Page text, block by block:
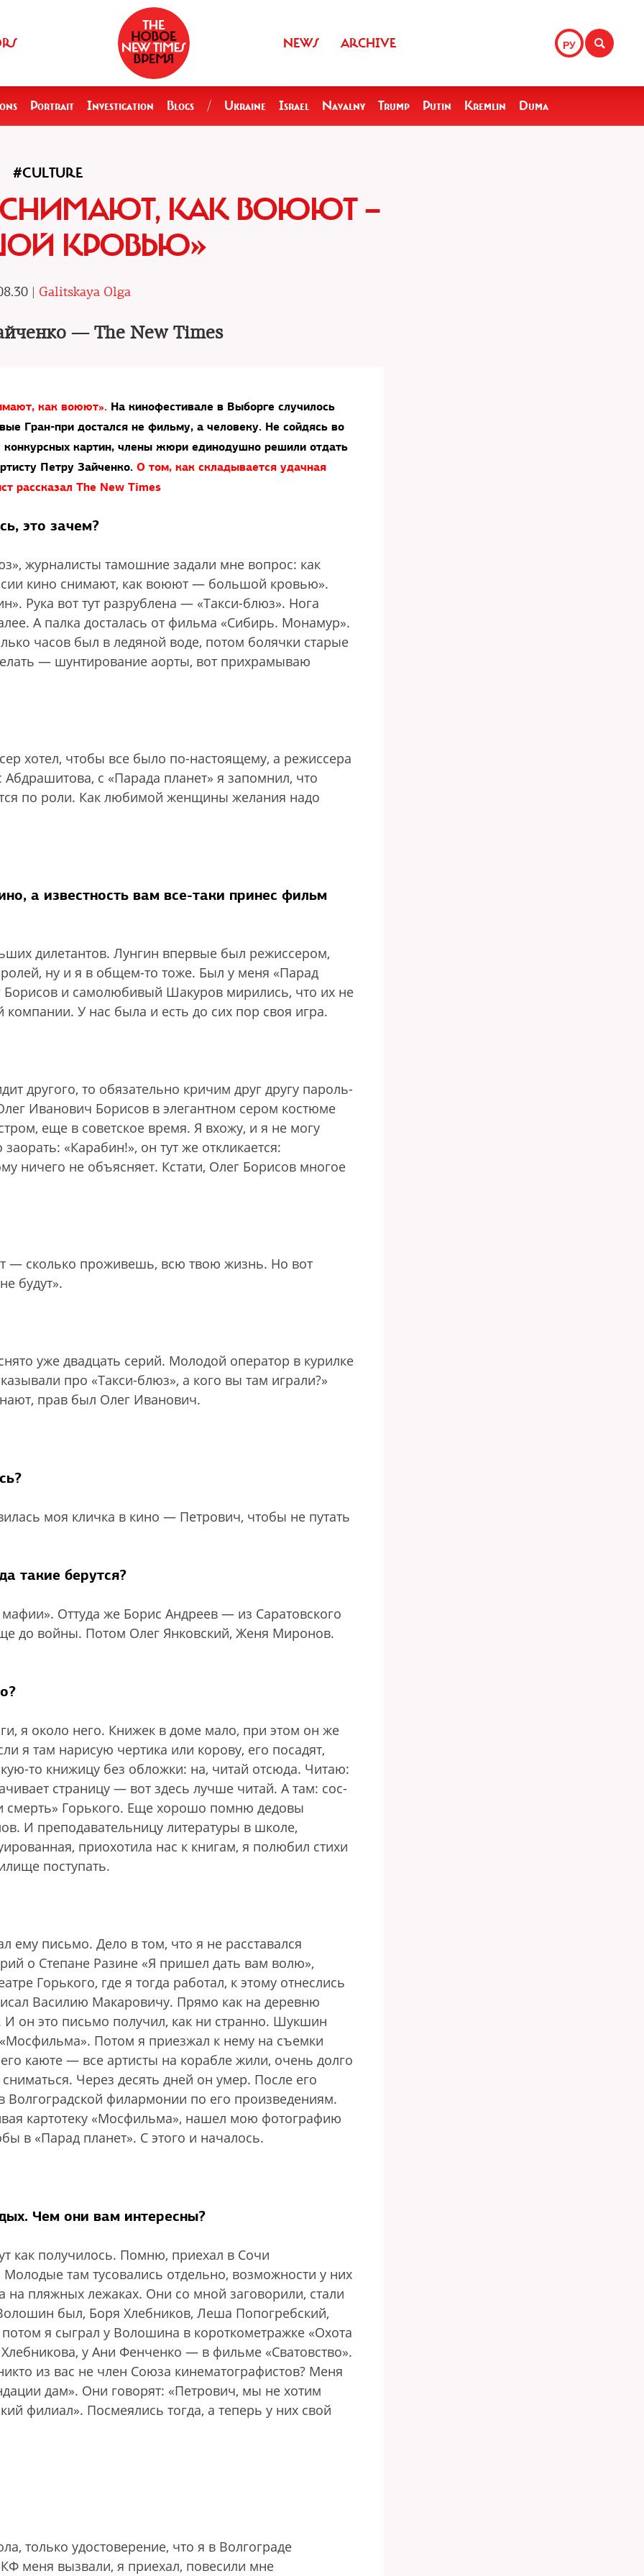
РУ
NEWS ARCHIVE
Portrait Investigation Blogs / Ukraine Israel Navalny Trump Putin Kremlin Duma
#CULTURE
КАК ВОЮЮТ —
КРОВЬЮ»
| Galitskaya Olga
— The New Times
как воюют». На кинофестивале в Выборге случилось
Гран-при достался не фильму, а человеку. Не сойдясь во
конкурсных картин, члены жюри единодушно решили отдать
Петру Зайченко. О том, как складывается удачная
рассказал The New Times
это зачем?
журналисты тамошние задали мне вопрос: как
кино снимают, как воюют — большой кровью».
Рука вот тут разрублена — «Такси-блюз». Нога
А палка досталась от фильма «Сибирь. Монамур».
часов был в ледяной воде, потом болячки старые
— шунтирование аорты, вот прихрамываю
хотел, чтобы все было по-настоящему, а режиссера
с «Парада планет» я запомнил, что
по роли. Как любимой женщины желания надо
а известность вам все-таки принес фильм
дилетантов. Лунгин впервые был режиссером,
ну и я в общем-то тоже. Был у меня «Парад
Борисов и самолюбивый Шакуров мирились, что их не
У нас была и есть до сих пор своя игра.
другого, то обязательно кричим друг другу пароль-
Иванович Борисов в элегантном сером костюме
еще в советское время. Я вхожу, и я не могу
«Карабин!», он тут же откликается:
ничего не объясняет. Кстати, Олег Борисов многое
— сколько проживешь, всю твою жизнь. Но вот
будут».
уже двадцать серий. Молодой оператор в курилке
про «Такси-блюз», а кого вы там играли?»
прав был Олег Иванович.
моя кличка в кино — Петрович, чтобы не путать
такие берутся?
Оттуда же Борис Андреев — из Саратовского
до войны. Потом Олег Янковский, Женя Миронов.
я около него. Книжек в доме мало, при этом он же
я там нарисую чертика или корову, его посадят,
то книжицу без обложки: на, читай отсюда. Читаю:
страницу — вот здесь лучше читай. А там: сос-
смерть» Горького. Еще хорошо помню дедовы
И преподавательницу литературы в школе,
приохотила нас к книгам, я полюбил стихи
поступать.
ему письмо. Дело в том, что я не расставался
о Степане Разине «Я пришел дать вам волю»,
Горького, где я тогда работал, к этому отнеслись
Василию Макаровичу. Прямо как на деревню
он это письмо получил, как ни странно. Шукшин
Потом я приезжал к нему на съемки
каюте — все артисты на корабле жили, очень долго
Через десять дней он умер. После его
Волгоградской филармонии по его произведениям.
картотеку «Мосфильма», нашел мою фотографию
в «Парад планет». С этого и началось.
Чем они вам интересны?
как получилось. Помню, приехал в Сочи
там тусовались отдельно, возможности у них
на пляжных лежаках. Они со мной заговорили, стали
был, Боря Хлебников, Леша Попогребский,
я сыграл у Волошина в короткометражке «Охота
у Ани Фенченко — в фильме «Сватовство».
из вас не член Союза кинематографистов? Меня
дам». Они говорят: «Петрович, мы не хотим
филиал». Посмеялись тогда, а теперь у них свой
только удостоверение, что я в Волгограде
меня вызвали, я приехал, повесили мне